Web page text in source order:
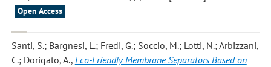
Open Access
Santi, S.; Bargnesi, L.; Fredi, G.; Soccio, M.; Lotti, N.; Arbizzani,
C.; Dorigato, A., Eco-Friendly Membrane Separators Based on